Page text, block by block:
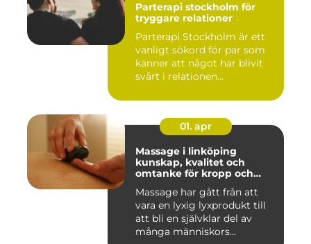
Parterapi stockholm för
tryggare relationer
Parterapi Stockholm är ett
vanligt sökord för par som
känner att något har blivit
svårt i relationen...
01. apr
Massage i linköping
kunskap, kvalitet och
omtanke för kropp och
Massage har gått från att
vara en lyxig lyxprodukt till
att bli en självklar del av
många människors...